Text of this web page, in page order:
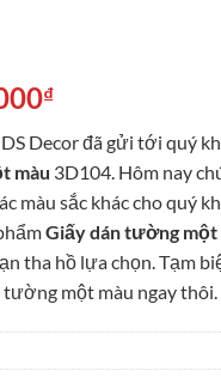
₫Giá
tại
là:
81.000₫.
Decor đã gửi tới quý
màu 3D104. Hôm nay
màu sắc khác cho quý
Giấy dán tường một
tha hồ lựa chọn. Tạm
một màu ngay thôi.